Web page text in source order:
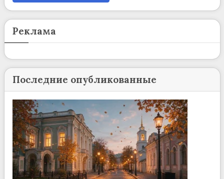
Реклама
Последние опубликованные